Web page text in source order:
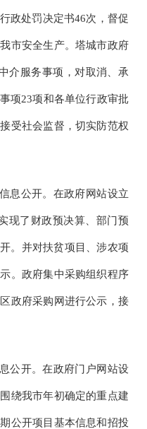
政处罚决定书46次，督促
市安全生产。塔城市政府
介服务事项，对取消、承
项23项和各单位行政审批
受社会监督，切实防范权
息公开。 在政府网站设立
现了财政预决算、部门预
。并对扶贫项目、涉农项
。政府集中采购组织程序
政府采购网进行公示，接
公开。在政府门户网站设
绕我市年初确定的重点建
公开项目基本信息和招投